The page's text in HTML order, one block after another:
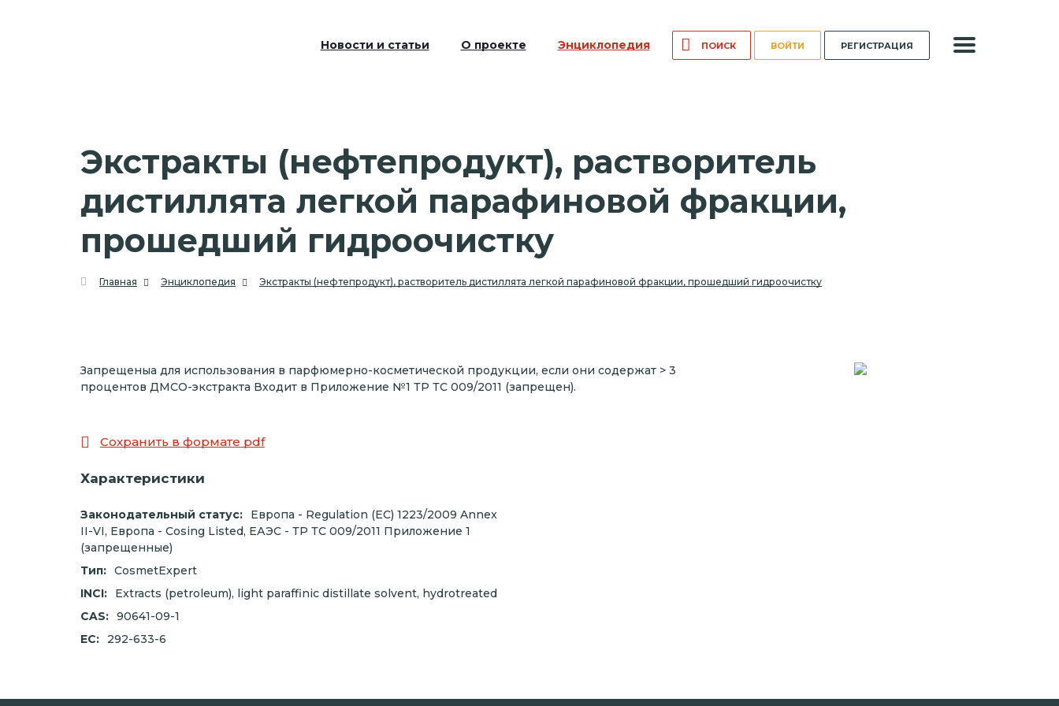
Новости и статьи О проекте Энциклопедия ВОЙТИ РЕГИСТРАЦИЯ
Экстракты (нефтепродукт), растворитель
дистиллята легкой парафиновой фракции,
прошедший гидроочистку
Главная Энциклопедия Экстракты (нефтепродукт), растворитель дистиллята легкой парафиновой фракции, прошедший гидроочистку
Запрещеныа для использования в парфюмерно-косметической продукции, если они содержат > 3
процентов ДМСО-экстракта Входит в Приложение №1 ТР ТС 009/2011 (запрещен).
Сохранить в формате pdf
Характеристики
Законодательный статус:
Европа - Regulation (EC) 1223/2009 Annex
II-VI, Европа - Cosing Listed, ЕАЭС - ТР ТС 009/2011 Приложение 1
(запрещенные)
Тип: CosmetExpert
INCI:
Extracts (petroleum), light paraffinic distillate solvent, hydrotreated
CAS: 90641-09-1
EC:
292-633-6